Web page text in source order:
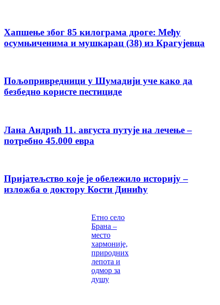
Хапшење због 85 килограма дроге: Међу
осумњиченима и мушкарац (38) из Крагујевца
Пољопривредници у Шумадији уче како да
безбедно користе пестициде
Лана Андрић 11. августа путује на лечење –
потребно 45.000 евра
Пријатељство које је обележило историју –
изложба о доктору Кости Динићу
Етно село
Брана –
место
хармоније,
природних
лепота и
одмор за
душу